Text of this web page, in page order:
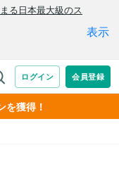
を獲得！